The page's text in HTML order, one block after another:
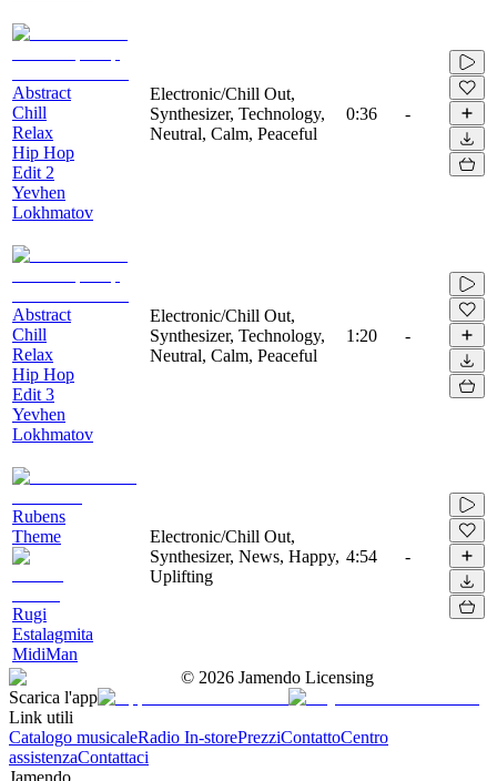
Abstract
Chill
Relax
Hip Hop
Edit 2
Yevhen
Lokhmatov
Electronic/Chill Out,
Synthesizer, Technology,
Neutral, Calm, Peaceful
0:36 -
Abstract
Chill
Relax
Hip Hop
Edit 3
Yevhen
Lokhmatov
Electronic/Chill Out,
Synthesizer, Technology,
Neutral, Calm, Peaceful
1:20 -
Rubens
Theme
Rugi
Estalagmita
MidiMan
Electronic/Chill Out,
Synthesizer, News, Happy,
Uplifting
4:54 -
© 2026 Jamendo Licensing
Scarica l'app
Link utili
Catalogo musicaleRadio In-storePrezziContattoCentro
assistenzaContattaci
Jamendo